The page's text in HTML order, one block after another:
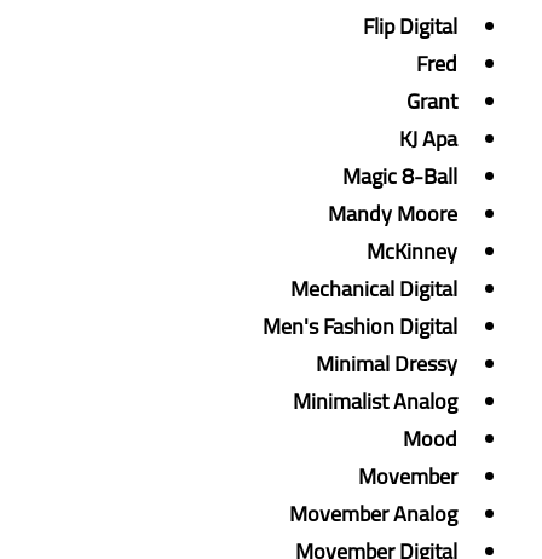
Flip Digital
Fred
Grant
KJ Apa
Magic 8-Ball
Mandy Moore
McKinney
Mechanical Digital
Men's Fashion Digital
Minimal Dressy
Minimalist Analog
Mood
Movember
Movember Analog